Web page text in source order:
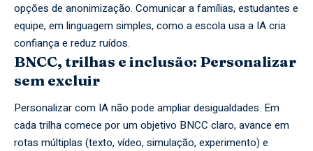
opções de anonimização. Comunicar a famílias, estudantes e
equipe, em linguagem simples, como a escola usa a IA cria
confiança e reduz ruídos.
BNCC, trilhas e inclusão: Personalizar
sem excluir
Personalizar com IA não pode ampliar desigualdades. Em
cada trilha comece por um objetivo BNCC claro, avance em
rotas múltiplas (texto, vídeo, simulação, experimento) e